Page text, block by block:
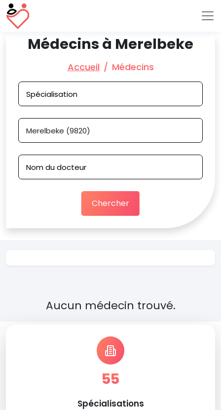
Médecins à Merelbeke
Accueil Médecins
Chercher
Aucun médecin trouvé.
55
Spécialisations